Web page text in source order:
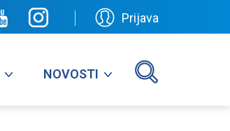
Prijava
NOVOSTI